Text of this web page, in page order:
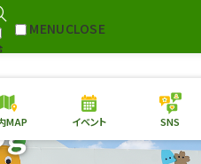
MENUCLOSE
本日の開園情報 チケ
MAP イベント SNS